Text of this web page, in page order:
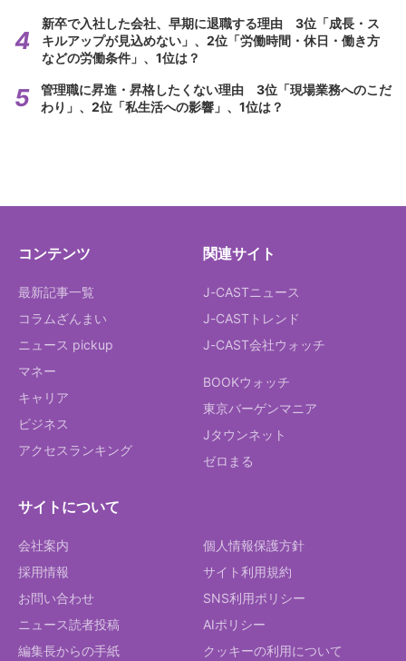
新卒で入社した会社、早期に退職する理由 3位「成長・ス
キルアップが見込めない」、2位「労働時間・休日・働き方
などの労働条件」、1位は？
管理職に昇進・昇格したくない理由 3位「現場業務へのこだ
わり」、2位「私生活への影響」、1位は？
コンテンツ
最新記事一覧
コラムざんまい
ニュース pickup
マネー
キャリア
ビジネス
アクセスランキング
関連サイト
J-CASTニュース
J-CASTトレンド
J-CAST会社ウォッチ
BOOKウォッチ
東京バーゲンマニア
Jタウンネット
ゼロまる
サイトについて
会社案内
採用情報
お問い合わせ
ニュース読者投稿
編集長からの手紙
個人情報保護方針
サイト利用規約
SNS利用ポリシー
AIポリシー
クッキーの利用について